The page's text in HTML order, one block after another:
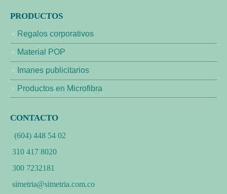
PRODUCTOS
Regalos corporativos
Material POP
Imanes publicitarios
Productos en Microfibra
CONTACTO
(604) 448 54 02
310 417 8020
300 7232181
simetria@simetria.com.co